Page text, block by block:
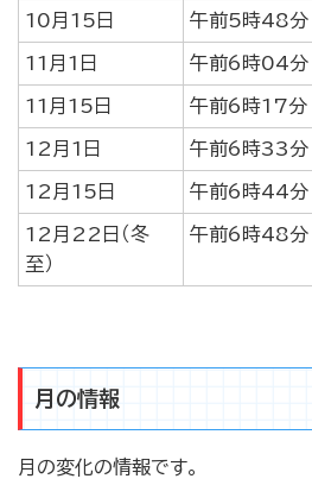
10月15日 午前5時48分
11月1日 午前6時04分
11月15日 午前6時17分
12月1日 午前6時33分
12月15日 午前6時44分
12月22日（冬
至）
午前6時48分
月の情報
月の変化の情報です。